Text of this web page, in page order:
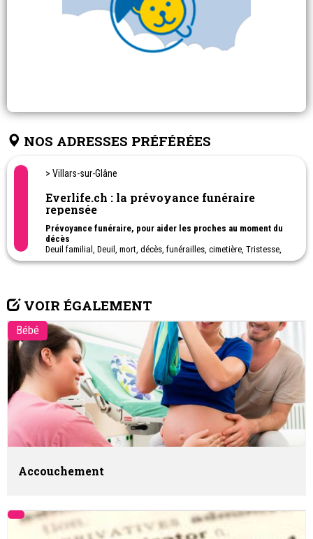
NOS ADRESSES PRÉFÉRÉES
> Villars-sur-Glâne
Everlife.ch : la prévoyance funéraire
repensée
Prévoyance funéraire, pour aider les proches au moment du
décès
Deuil familial, Deuil, mort, décès, funérailles, cimetière, Tristesse,
condoléances, Consolation, Rite funéraire, Soutien en deuil,
VOIR ÉGALEMENT
Bébé
Accouchement